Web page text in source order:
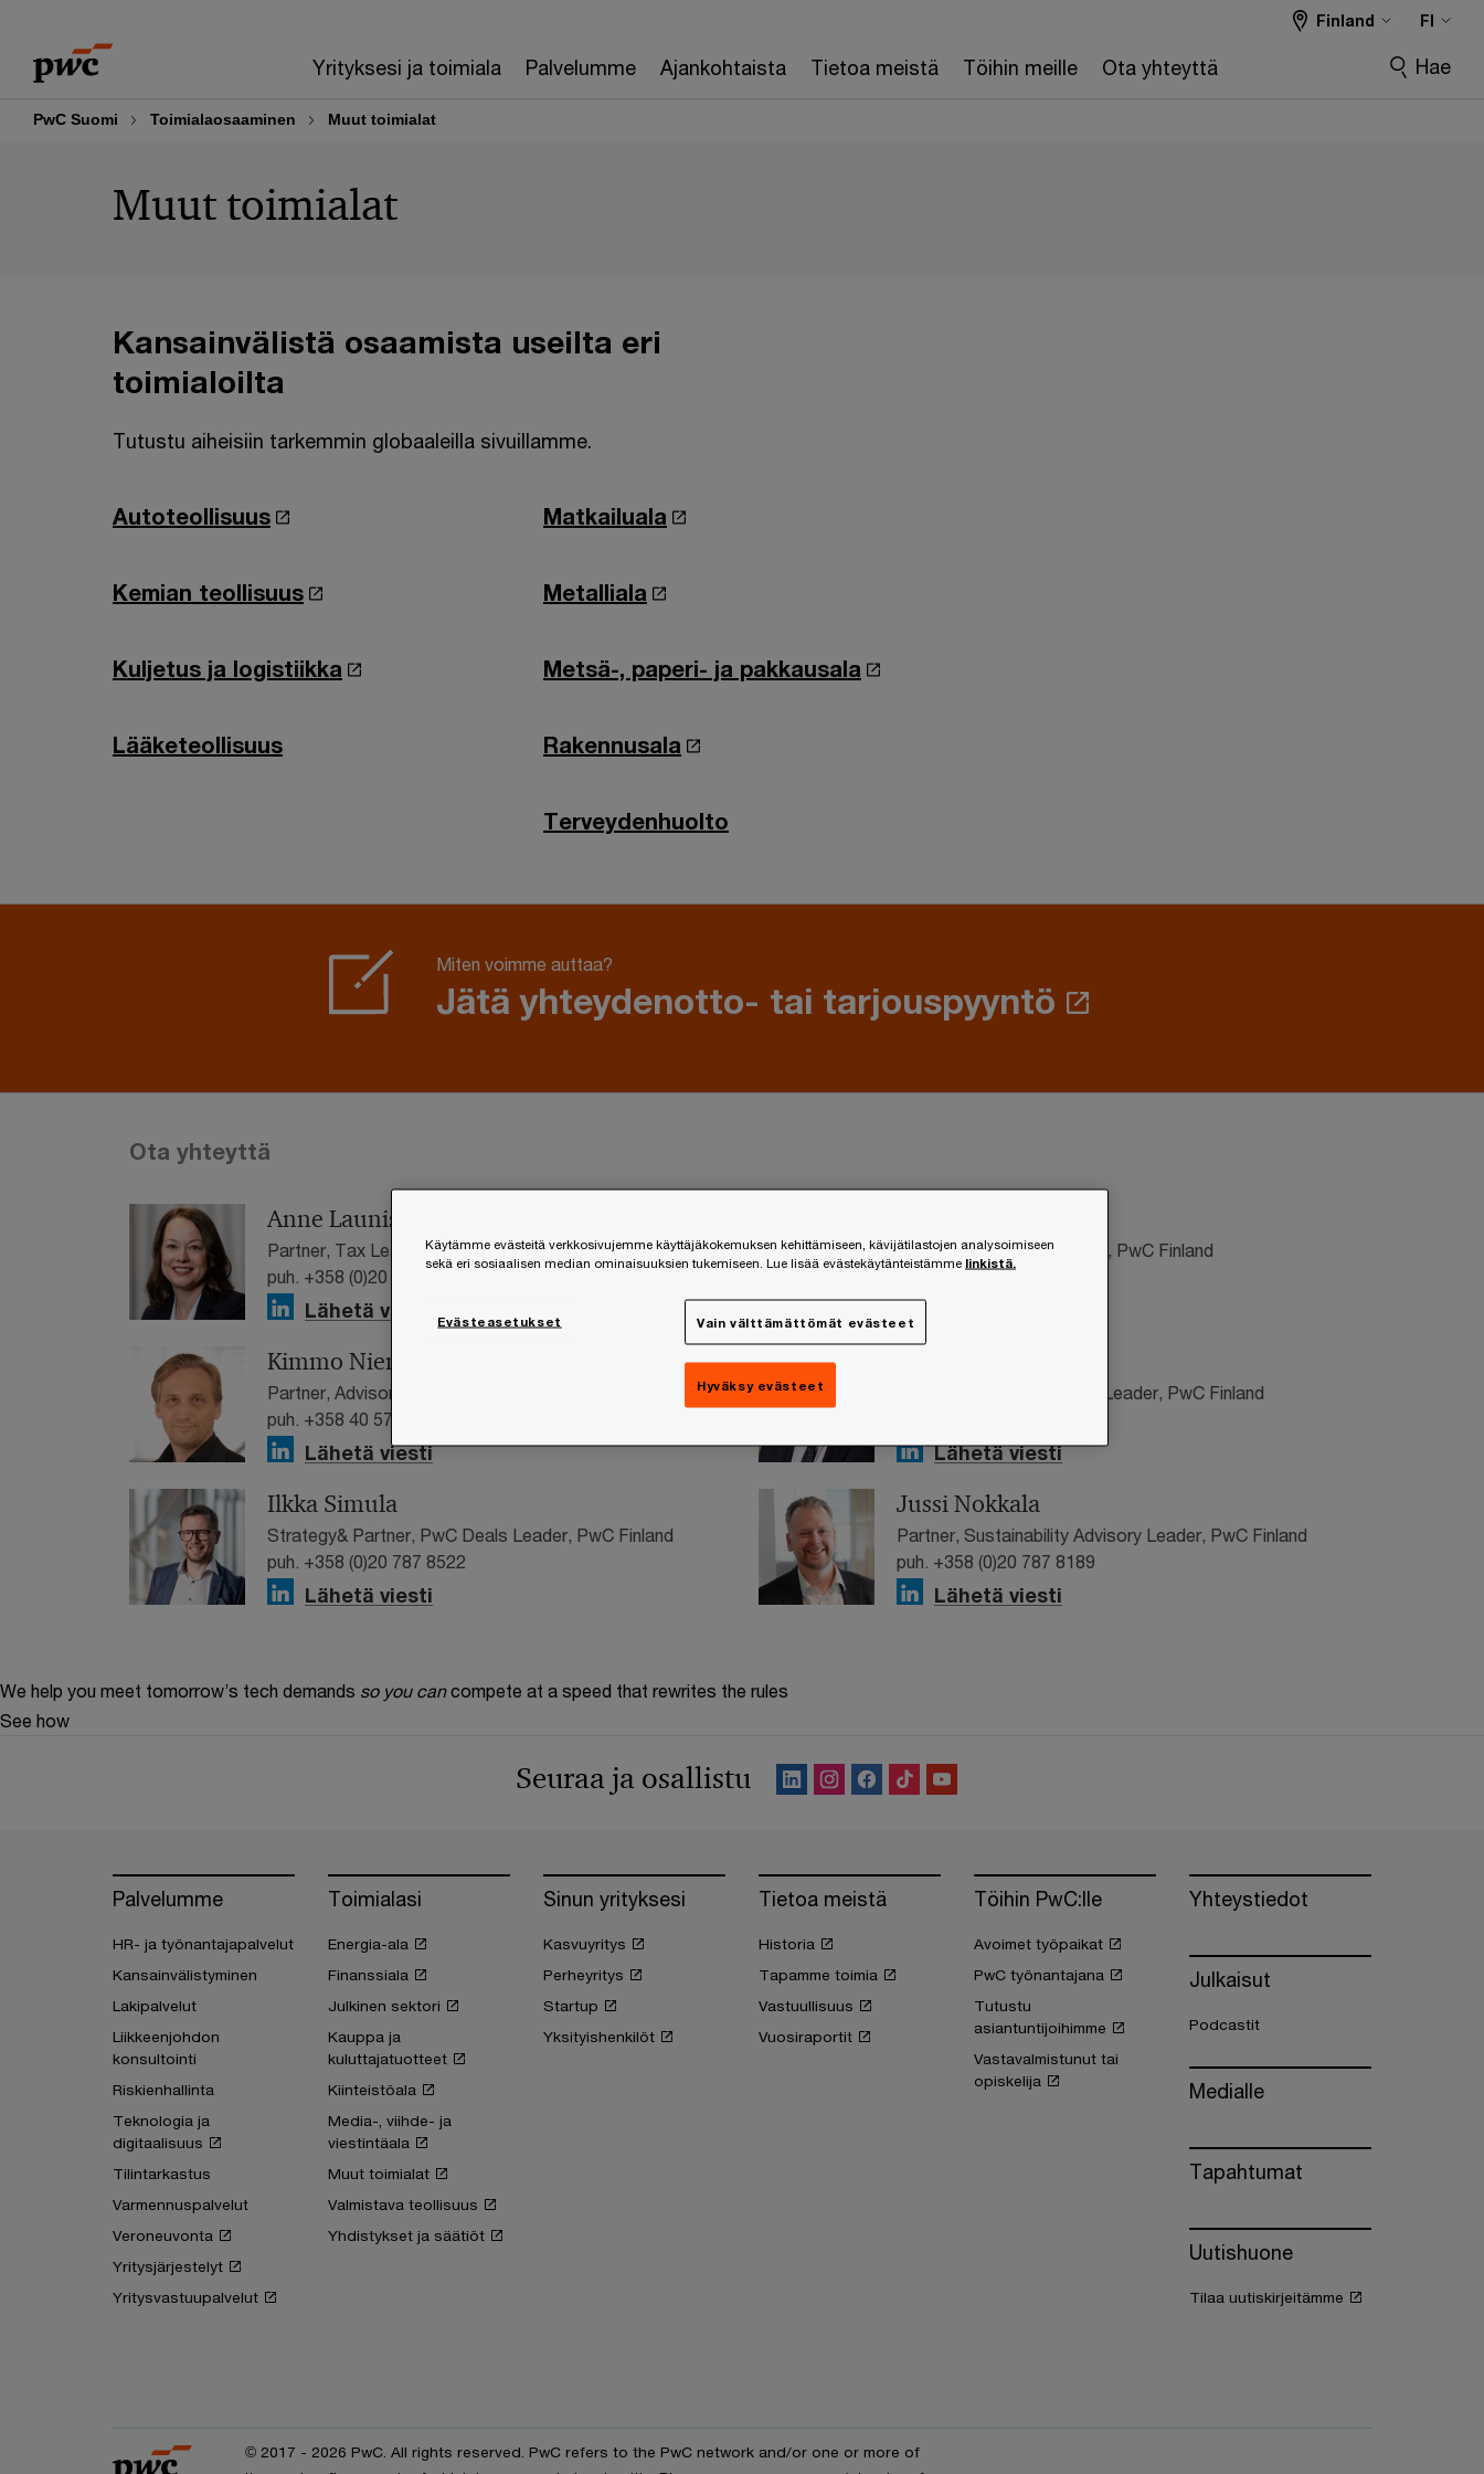
content
footer
Yrityksesi ja toimiala Palvelumme Ajankohtaista Tietoa meistä Töihin meille Ota yhteyttä
Finland FI
Hae
PwC Suomi Toimialaosaaminen Muut toimialat
Muut toimialat
Kansainvälistä osaamista useilta eri
toimialoilta
Tutustu aiheisiin tarkemmin globaaleilla sivuillamme.
Autoteollisuus
Kemian teollisuus
Kuljetus ja logistiikka
Lääketeollisuus
Matkailuala
Metalliala
Metsä-, paperi- ja pakkausala
Rakennusala
Terveydenhuolto
Miten voimme auttaa?
Jätä yhteydenotto- tai tarjouspyyntö
Ota yhteyttä
Anne Launis
Partner, Tax Leader, PwC Finland
puh. +358 (0)20 787 8017
Lähetä viesti
Partner, Assurance Leader, PwC Finland
puh. +358 (0)20 787 7576
Lähetä viesti
Kimmo Nieminen
Partner, Advisory Leader, PwC Finland
puh. +358 40 578 0377
Lähetä viesti
Partner, Private Business Leader, PwC Finland
Lähetä viesti
Ilkka Simula
Strategy& Partner, PwC Deals Leader, PwC Finland
puh. +358 (0)20 787 8522
Lähetä viesti
Jussi Nokkala
Partner, Sustainability Advisory Leader, PwC Finland
puh. +358 (0)20 787 8189
Lähetä viesti
We help you meet tomorrow’s tech demands so you can compete at a speed that rewrites the rules
See how
Seuraa ja osallistu
Palvelumme
HR- ja työnantajapalvelut
Kansainvälistyminen
Lakipalvelut
Liikkeenjohdon
konsultointi
Riskienhallinta
Teknologia ja
digitaalisuus
Tilintarkastus
Varmennuspalvelut
Veroneuvonta
Yritysjärjestelyt
Yritysvastuupalvelut
Toimialasi
Energia-ala
Finanssiala
Julkinen sektori
Kauppa ja
kuluttajatuotteet
Kiinteistöala
Media-, viihde- ja
viestintäala
Muut toimialat
Valmistava teollisuus
Yhdistykset ja säätiöt
Sinun yrityksesi
Kasvuyritys
Perheyritys
Startup
Yksityishenkilöt
Tietoa meistä
Historia
Tapamme toimia
Vastuullisuus
Vuosiraportit
Töihin PwC:lle
Avoimet työpaikat
PwC työnantajana
Tutustu
asiantuntijoihimme
Vastavalmistunut tai
opiskelija
Yhteystiedot
Julkaisut
Podcastit
Medialle
Tapahtumat
Uutishuone
Tilaa uutiskirjeitämme
© 2017 - 2026 PwC. All rights reserved. PwC refers to the PwC network and/or one or more of
Käytämme evästeitä verkkosivujemme käyttäjäkokemuksen kehittämiseen, kävijätilastojen analysoimiseen
sekä eri sosiaalisen median ominaisuuksien tukemiseen. Lue lisää evästekäytänteistämme linkistä.
Evästeasetukset Vain välttämättömät evästeet
Hyväksy evästeet